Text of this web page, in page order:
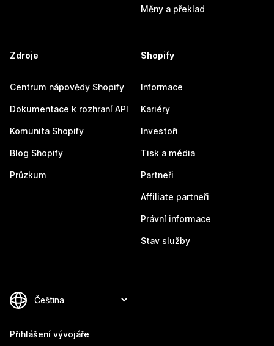
Měny a překlad
Zdroje
Centrum nápovědy Shopify
Dokumentace k rozhraní API
Komunita Shopify
Blog Shopify
Průzkum
Shopify
Informace
Kariéry
Investoři
Tisk a média
Partneři
Affiliate partneři
Právní informace
Stav služby
Přihlášení vývojáře